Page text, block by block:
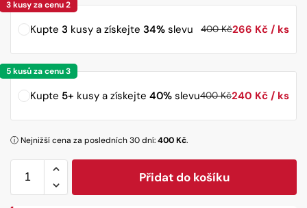
Kupte 3 kusy a získejte 34% slevu 400Kč266 Kč
Kupte 5+ kusy a získejte 40% slevu400Kč240 Kč
ⓘ Nejnižší cena za posledních 30 dní:400Kč.
Přidat do košíku